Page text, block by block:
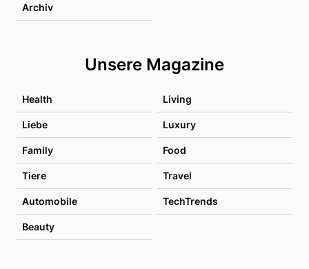
Archiv
Unsere Magazine
Health Living
Liebe Luxury
Family Food
Tiere Travel
Automobile TechTrends
Beauty